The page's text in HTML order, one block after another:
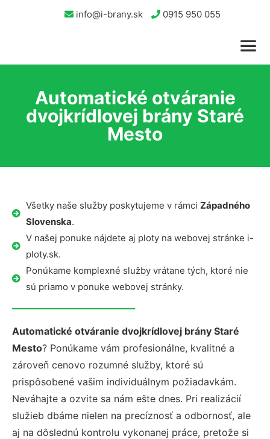
info@i-brany.sk 0915 950 055
Automatické otváranie
dvojkrídlovej brány Staré
Mesto
Všetky naše služby poskytujeme v rámci Západného
Slovenska.
V našej ponuke nájdete aj ploty na webovej stránke i-
ploty.sk.
Ponúkame komplexné služby vrátane tých, ktoré nie
sú priamo v ponuke webovej stránky.
Automatické otváranie dvojkrídlovej brány Staré
Mesto? Ponúkame vám profesionálne, kvalitné a
zároveň cenovo rozumné služby, ktoré sú
prispôsobené vašim individuálnym požiadavkám.
Neváhajte a ozvite sa nám ešte dnes. Pri realizácií
služieb dbáme nielen na precíznosť a odbornosť, ale
aj na dôslednú kontrolu vykonanej práce, pretože si